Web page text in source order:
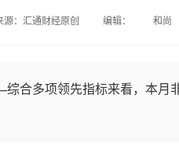
源：汇通财经原创 编辑： 和尚
综合多项领先指标来看，本月